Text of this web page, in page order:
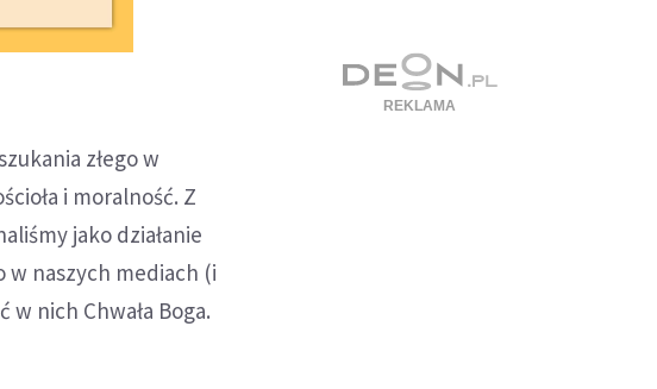
złego w
i moralność. Z
jako działanie
w naszych mediach (i
nich Chwała Boga.